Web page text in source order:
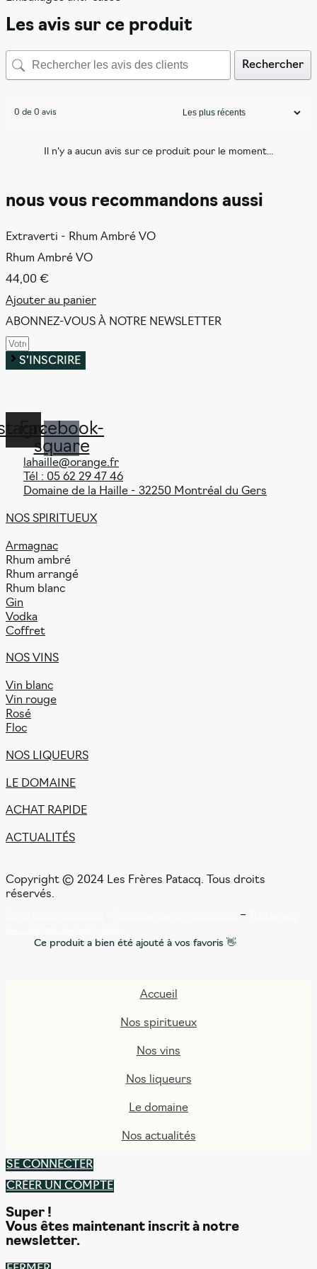
Les avis sur ce produit
Rechercher
0 de 0 avis
Il n'y a aucun avis sur ce produit pour le moment...
nous vous recommandons aussi
Extraverti - Rhum Ambré VO
Rhum Ambré VO
44,00 €
Ajouter au panier
ABONNEZ-VOUS À NOTRE NEWSLETTER
S’INSCRIRE
Facebook-
square
lahaille@orange.fr
Tél : 05 62 29 47 46
Domaine de la Haille - 32250 Montréal du Gers
NOS SPIRITUEUX
Armagnac
Rhum ambré
Rhum arrangé
Rhum blanc
Gin
Vodka
Coffret
NOS VINS
Vin blanc
Vin rouge
Rosé
Floc
NOS LIQUEURS
LE DOMAINE
ACHAT RAPIDE
ACTUALITÉS
Copyright © 2024 Les Frères Patacq. Tous droits
réservés.
–
Ce produit a bien été ajouté à vos favoris 👋
Accueil
Nos spiritueux
Nos vins
Nos liqueurs
Le domaine
Nos actualités
SE CONNECTER
CRÉER UN COMPTE
Super !
Vous êtes maintenant inscrit à notre
newsletter.